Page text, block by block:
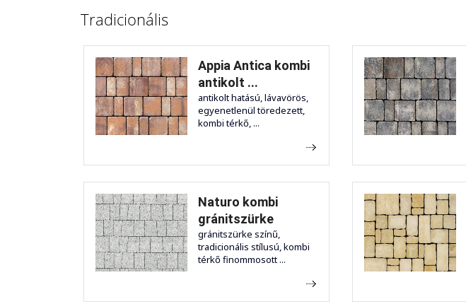
Tradicionális
Appia Antica kombi
antikolt ...
antikolt hatású, lávavörös,
egyenetlenül töredezett,
kombi térkő, ...
Naturo kombi
gránitszürke
gránitszürke színű,
tradicionális stílusú, kombi
térkő finommosott ...